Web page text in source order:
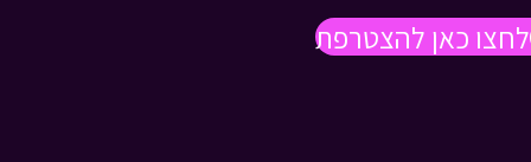
לחצו כאן להצטרפת